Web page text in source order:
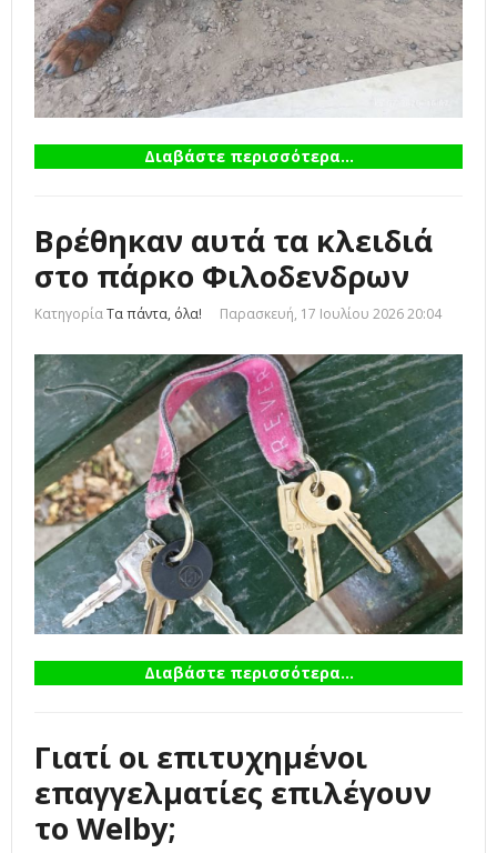
Διαβάστε περισσότερα...
Βρέθηκαν αυτά τα κλειδιά
στο πάρκο Φιλοδενδρων
ΚατηγορίαΤα πάντα, όλα! Παρασκευή, 17 Ιουλίου 2026 20:04
Διαβάστε περισσότερα...
Γιατί οι επιτυχημένοι
επαγγελματίες επιλέγουν
το Welby;